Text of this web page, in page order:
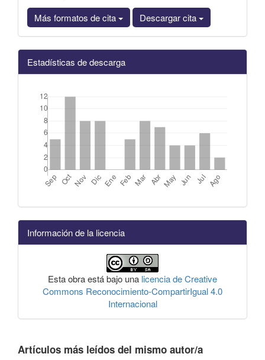
Más formatos de cita
Descargar cita
Estadísticas de descarga
Información de la licencia
Esta obra está bajo una licencia de Creative
Commons Reconocimiento-CompartirIgual 4.0
Internacional
Artículos más leídos del mismo autor/a